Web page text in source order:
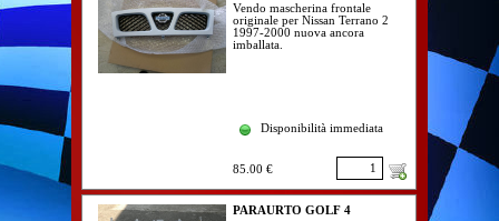
Vendo mascherina frontale
originale per Nissan Terrano 2
1997-2000 nuova ancora
imballata.
Disponibilità immediata
85.00 €
PARAURTO GOLF 4